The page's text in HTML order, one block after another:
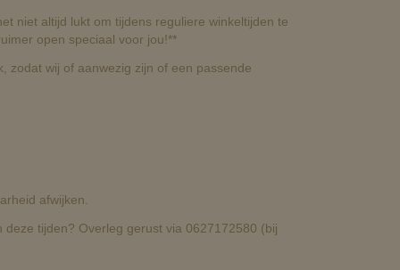
niet altijd lukt om tijdens reguliere winkeltijden te
open speciaal voor jou!**
zodat wij of aanwezig zijn of een passende
afwijken.
deze tijden? Overleg gerust via 0627172580 (bij